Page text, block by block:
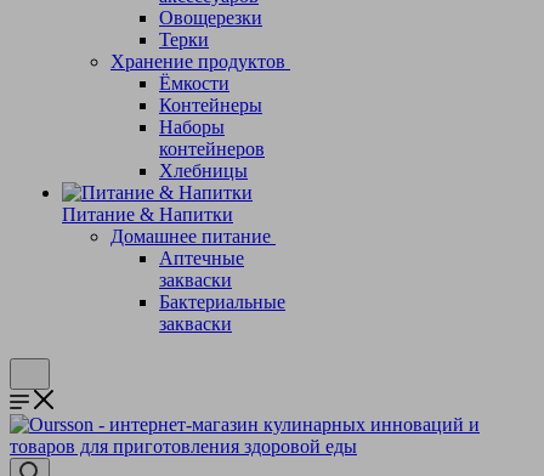
Овощерезки
Терки
Хранение продуктов
Ёмкости
Контейнеры
Наборы
контейнеров
Хлебницы
Питание & Напитки
Домашнее питание
Аптечные
закваски
Бактериальные
закваски